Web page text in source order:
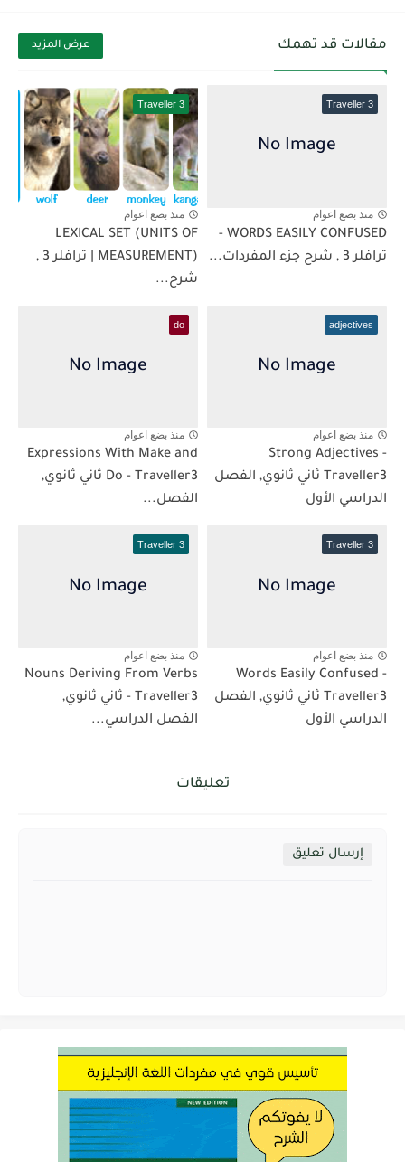
مقالات قد تهمك عرض المزيد
Traveller 3
منذ بضع اعوام
WORDS EASILY CONFUSED -
ترافلر 3 , شرح جزء المفردات...
Traveller 3
منذ بضع اعوام
LEXICAL SET (UNITS OF
MEASUREMENT) | ترافلر 3 ,
شرح...
adjectives
منذ بضع اعوام
Strong Adjectives -
Traveller3 ثاني ثانوي, الفصل
الدراسي الأول
do
منذ بضع اعوام
Expressions With Make and
Do - Traveller3 ثاني ثانوي,
الفصل...
Traveller 3
منذ بضع اعوام
Words Easily Confused -
Traveller3 ثاني ثانوي, الفصل
الدراسي الأول
Traveller 3
منذ بضع اعوام
Nouns Deriving From Verbs
- Traveller3 ثاني ثانوي,
الفصل الدراسي...
تعليقات
إرسال تعليق